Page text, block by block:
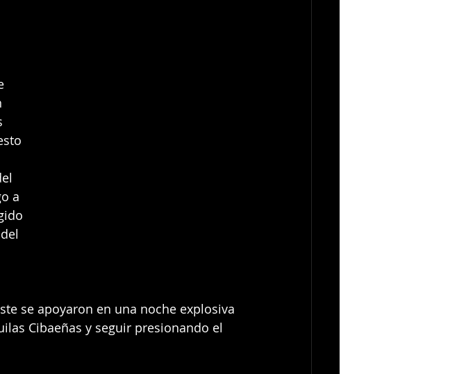
a
se apoyaron en una noche explosiva
Cibaeñas y seguir presionando el